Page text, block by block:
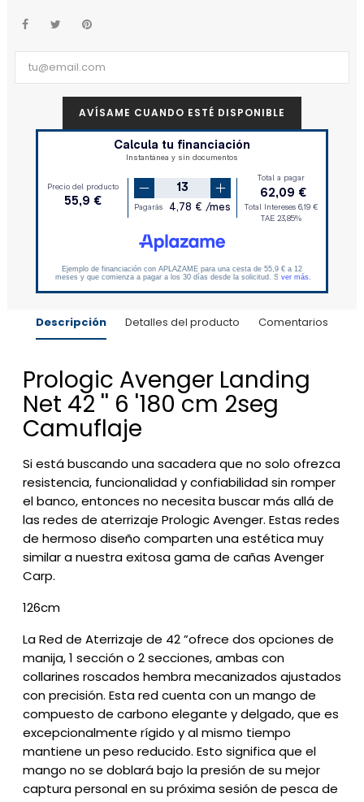
AVÍSAME CUANDO ESTÉ DISPONIBLE
Descripción Detalles del producto Comentarios
Prologic Avenger Landing
Net 42 '' 6 '180 cm 2seg
Camuflaje
Si está buscando una sacadera que no solo ofrezca
resistencia, funcionalidad y confiabilidad sin romper
el banco, entonces no necesita buscar más allá de
las redes de aterrizaje Prologic Avenger. Estas redes
de hermoso diseño comparten una estética muy
similar a nuestra exitosa gama de cañas Avenger
Carp.
126cm
La Red de Aterrizaje de 42 ”ofrece dos opciones de
manija, 1 sección o 2 secciones, ambas con
collarines roscados hembra mecanizados ajustados
con precisión. Esta red cuenta con un mango de
compuesto de carbono elegante y delgado, que es
excepcionalmente rígido y al mismo tiempo
mantiene un peso reducido. Esto significa que el
mango no se doblará bajo la presión de su mejor
captura personal en su próxima sesión de pesca de